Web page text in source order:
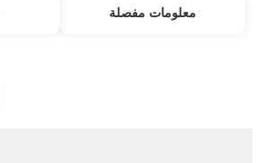
معلومات مفصلة